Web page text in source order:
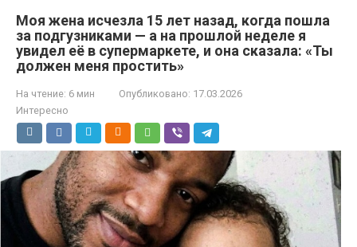
Моя жена исчезла 15 лет назад, когда пошла
за подгузниками — а на прошлой неделе я
увидел её в супермаркете, и она сказала: «Ты
должен меня простить»
На чтение: 6 мин Опубликовано: 17.03.2026
Интересно